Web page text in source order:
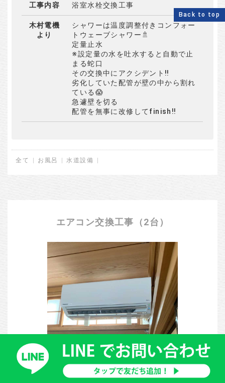
工事内容 浴室水栓交換工事
木村電機
より
シャワーは温度調整付きコンフォー
トウェーブシャワー🚿
定量止水
※設定量の水を吐水すると自動で止
まる蛇口
その交換中にアクシデント‼️
劣化していた配管が壁の中から割れ
ている😱
急遽壁を切る
配管を無事に改修してfinish‼️
全て お風呂 水道設備
エアコン交換工事（2台）
Back to top